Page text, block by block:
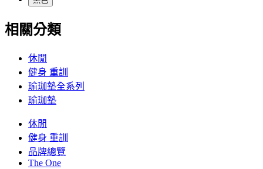
相關分類
休閒
健身 重訓
瑜珈墊全系列
瑜珈墊
休閒
健身 重訓
品牌總覽
The One